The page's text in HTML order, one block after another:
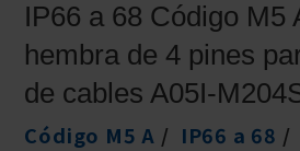
IP66 a 68 Código M5
hembra de 4 pines
de cables A05I-
Código M5 A IP66 a 68